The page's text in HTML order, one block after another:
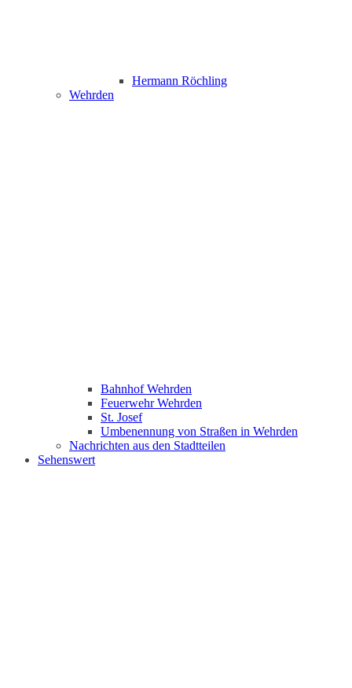
Hermann Röchling
Wehrden
Bahnhof Wehrden
Feuerwehr Wehrden
St. Josef
Umbenennung von Straßen in Wehrden
Nachrichten aus den Stadtteilen
Sehenswert